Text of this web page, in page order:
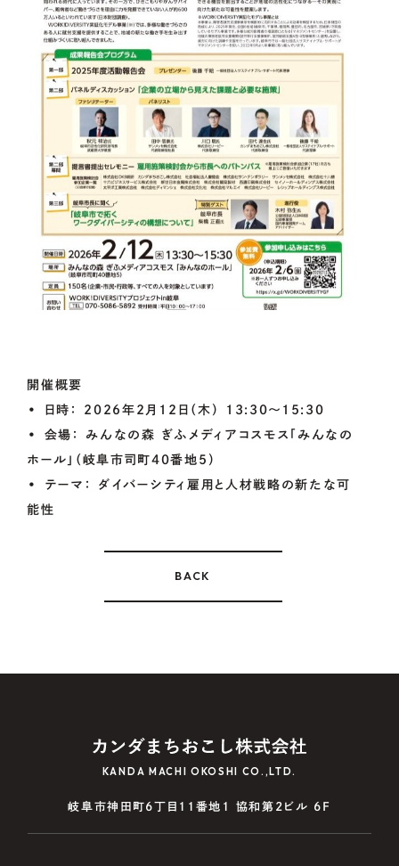
FORENTERPRISES
01. 資金調達をお考えの方
02. 地域・社会貢献をお考えの方
CONTACTUS
開催概要
•
日時：
2026年2月12日（木） 13:30～15:30
• 会場：
みんなの森 ぎふメディアコスモス「みんなの
ホール」（岐阜市司町40番地5）
• テーマ：
ダイバーシティ雇用と人材戦略の新たな可
能性
BACK
KANDA MACHI OKOSHI CO.,LTD.
岐阜市神田町6丁目11番地1 協和第2ビル 6F